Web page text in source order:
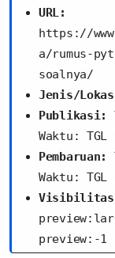
URL:
https://
a/rumus-
soalnya/
Jenis/
Publikasi:
Waktu: TGL
Pembaruan:
Waktu: TGL
preview:-1